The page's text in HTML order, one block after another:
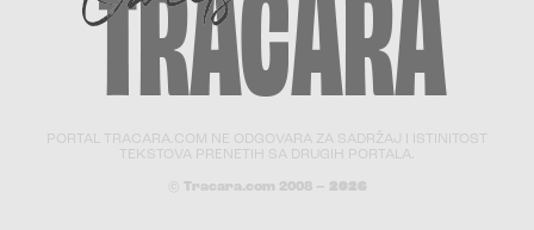
PORTAL TRACARA.COM NE ODGOVARA ZA SADRŽAJ I ISTINITOST
TEKSTOVA PRENETIH SA DRUGIH PORTALA.
© Tracara.com 2008 – 2026